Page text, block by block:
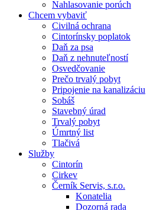
Nahlasovanie porúch
Chcem vybaviť
Civilná ochrana
Cintorínsky poplatok
Daň za psa
Daň z nehnuteľností
Osvedčovanie
Prečo trvalý pobyt
Pripojenie na kanalizáciu
Sobáš
Stavebný úrad
Trvalý pobyt
Úmrtný list
Tlačivá
Služby
Cintorín
Cirkev
Černík Servis, s.r.o.
Konatelia
Dozorná rada